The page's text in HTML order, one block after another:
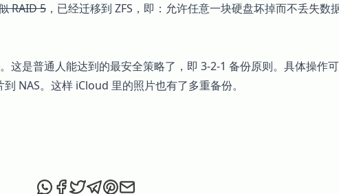
RAID 5 ，已经迁移到 ZFS，即：允许任意一块硬盘坏掉而不丢失数
。这是普通人能达到的最安全策略了，即 3-2-1 备份原则。具体操作
NAS。这样 iCloud 里的照片也有了多重备份。
Share this post via WhatsApp
Share this post on Facebook
Tweet this post
Share this post via Telegram
Share this post on Pinterest